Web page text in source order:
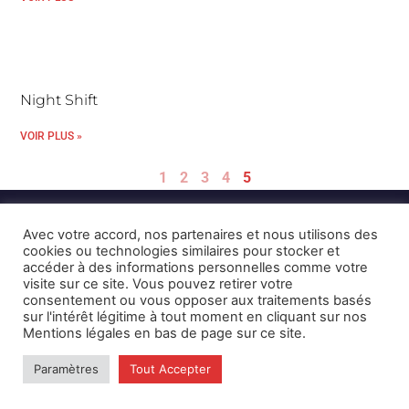
Night Shift
VOIR PLUS »
1 2 3 4 5
Mentions Légales et CGU Crédits
© 2026 © Karulynk
Avec votre accord, nos partenaires et nous utilisons des
cookies ou technologies similaires pour stocker et
accéder à des informations personnelles comme votre
visite sur ce site. Vous pouvez retirer votre
consentement ou vous opposer aux traitements basés
sur l'intérêt légitime à tout moment en cliquant sur nos
Mentions légales en bas de page sur ce site.
Paramètres Tout Accepter